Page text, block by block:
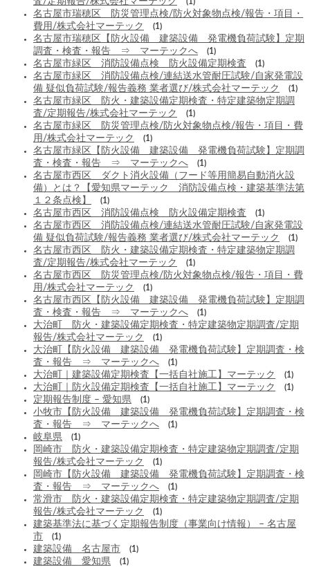
名古屋市瑞穂区 防災管理点検/防火対象物点検/報告・項目・
費用/株式会社マーテック
(1)
名古屋市瑞穂区【防火設備 建築設備 発電機負荷試験】定期
調査・検査・報告 ⇒ マーテックへ
(1)
名古屋市緑区 消防設備点検 防火設備定期検査 (1)
名古屋市緑区 消防設備点検/連結送水管耐圧試験/自家発電設
備 疑似負荷試験/報告義務 業者選び/株式会社マーテック
(1)
名古屋市緑区 防火・建築設備定期検査・特定建築物定期調
査/定期報告/株式会社マーテック
(1)
名古屋市緑区 防災管理点検/防火対象物点検/報告・項目・費
用/株式会社マーテック
(1)
名古屋市緑区【防火設備 建築設備 発電機負荷試験】定期調
査・検査・報告 ⇒ マーテックへ
(1)
名古屋市西区 ダクト消火設備（フード等用簡易自動消火設
備）とは？【愛知県マーテック 消防設備点検・建築基準法第
１２条点検】
(1)
名古屋市西区 消防設備点検 防火設備定期検査 (1)
名古屋市西区 消防設備点検/連結送水管耐圧試験/自家発電設
備 疑似負荷試験/報告義務 業者選び/株式会社マーテック
(1)
名古屋市西区 防火・建築設備定期検査・特定建築物定期調
査/定期報告/株式会社マーテック
(1)
名古屋市西区 防災管理点検/防火対象物点検/報告・項目・費
用/株式会社マーテック
(1)
名古屋市西区【防火設備 建築設備 発電機負荷試験】定期調
査・検査・報告 ⇒ マーテックへ
(1)
大治町 防火・建築設備定期検査・特定建築物定期調査/定期
報告/株式会社マーテック
(1)
大治町【防火設備 建築設備 発電機負荷試験】定期調査・検
査・報告 ⇒ マーテックへ
(1)
大治町｜建築設備定期検査【一括自社施工】マーテック (1)
大治町｜防火設備定期検査【一括自社施工】マーテック (1)
定期報告制度 – 愛知県 (1)
小牧市【防火設備 建築設備 発電機負荷試験】定期調査・検
査・報告 ⇒ マーテックへ
(1)
岐阜県 (1)
岡崎市 防火・建築設備定期検査・特定建築物定期調査/定期
報告/株式会社マーテック
(1)
岡崎市【防火設備 建築設備 発電機負荷試験】定期調査・検
査・報告 ⇒ マーテックへ
(1)
常滑市 防火・建築設備定期検査・特定建築物定期調査/定期
報告/株式会社マーテック
(1)
建築基準法に基づく定期報告制度（事業向け情報） – 名古屋
市
(1)
建築設備 名古屋市 (1)
建築設備 愛知県 (1)